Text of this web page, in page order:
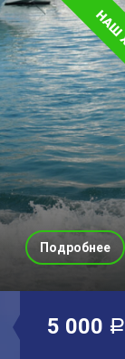
5 000 a
Подробнее